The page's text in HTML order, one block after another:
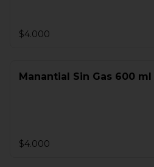
$4.000
Manantial Sin Gas 600 ml
$4.000